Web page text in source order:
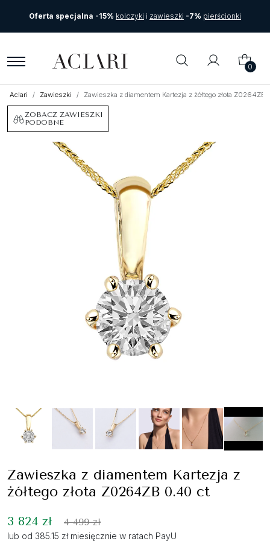
Oferta specjalna -15% kolczyki i zawieszki -7% pierścionki
0
Aclari Zawieszki Zawieszka z diamentem Kartezja z żółtego złota Z0264ZB
ZOBACZ ZAWIESZKI
PODOBNE
Zawieszka z diamentem Kartezja z
żółtego złota Z0264ZB 0.40 ct
3 824 zł 4 499 zł
lub od 385.15 zł miesięcznie w ratach PayU